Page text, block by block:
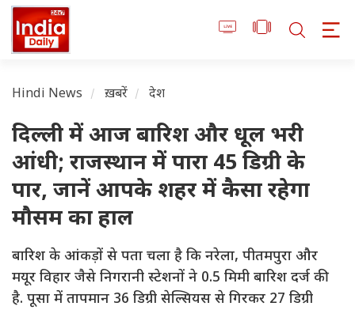
Hindi News ख़बरें देश
दिल्ली में आज बारिश और धूल भरी
आंधी; राजस्थान में पारा 45 डिग्री के
पार, जानें आपके शहर में कैसा रहेगा
मौसम का हाल
बारिश के आंकड़ों से पता चला है कि नरेला, पीतमपुरा और
मयूर विहार जैसे निगरानी स्टेशनों ने 0.5 मिमी बारिश दर्ज की
है. पूसा में तापमान 36 डिग्री सेल्सियस से गिरकर 27 डिग्री